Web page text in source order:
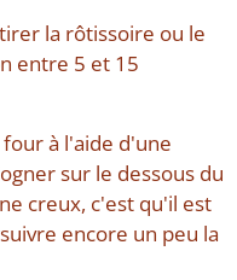
la rôtissoire ou le
entre 5 et 15
à l'aide d'une
sur le dessous du
creux, c'est qu'il est
encore un peu la